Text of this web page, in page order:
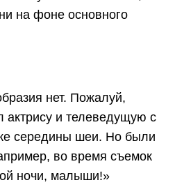
на фоне основного
нет. Пожалуй,
актрису и телеведущую с
середины шеи. Но были
во время съемок
ночи, малыши!»